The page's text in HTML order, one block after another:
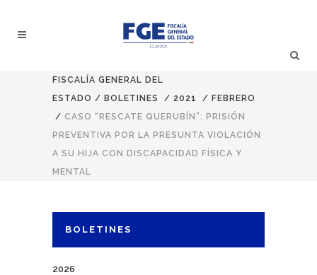
FISCALÍA GENERAL DEL
ESTADO / BOLETINES / 2021 / FEBRERO
/ CASO “RESCATE QUERUBÍN”: PRISIÓN
PREVENTIVA POR LA PRESUNTA VIOLACIÓN
A SU HIJA CON DISCAPACIDAD FÍSICA Y
MENTAL
BOLETINES
2026